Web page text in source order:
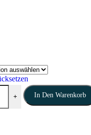
+ In Den Warenkorb